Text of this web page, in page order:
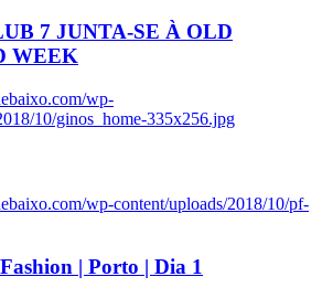
7 JUNTA-SE À OLD
WEEK
wp-
10/ginos_home-335x256.jpg
wp-content/uploads/2018/10/pf-
| Porto | Dia 1